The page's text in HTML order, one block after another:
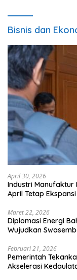
Bisnis dan
April 30, 2026
Industri Manufaktur
April Tetap Ekspansi
Maret 22, 2026
Diplomasi Energi
Wujudkan
Februari 21, 2026
Pemerintah
Akselerasi